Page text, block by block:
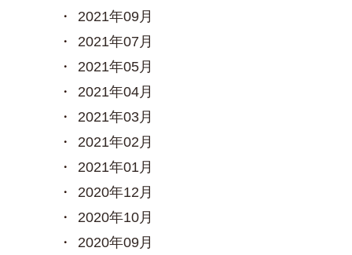
2021年09月
2021年07月
2021年05月
2021年04月
2021年03月
2021年02月
2021年01月
2020年12月
2020年10月
2020年09月